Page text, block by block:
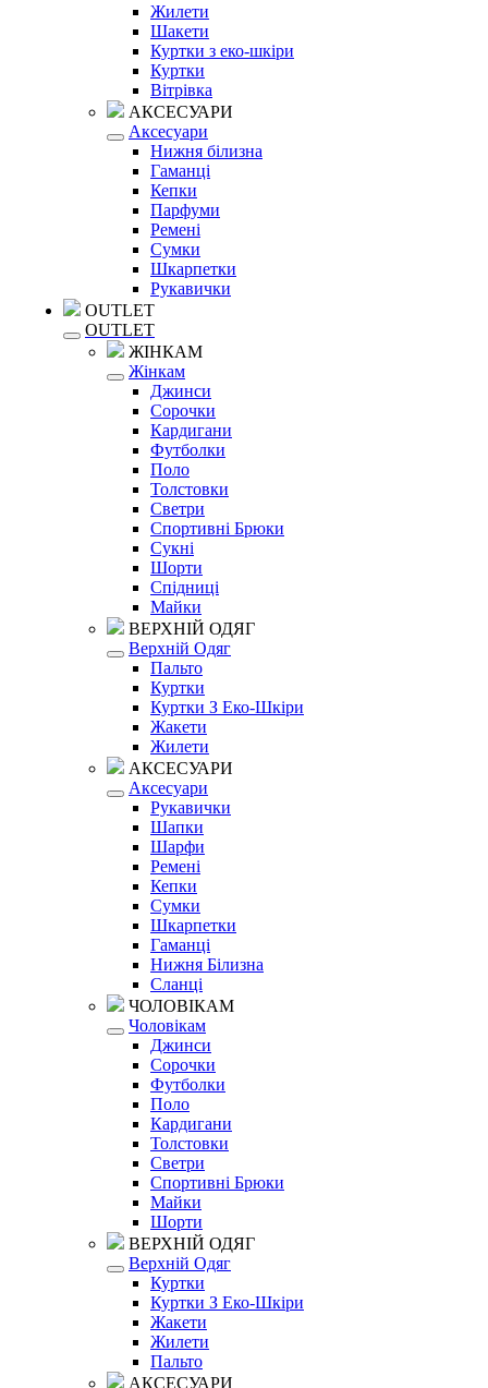
Жилети
Шакети
Куртки з еко-шкіри
Куртки
Вітрівка
АКСЕСУАРИ
Аксесуари
Нижня білизна
Гаманці
Кепки
Парфуми
Ремені
Сумки
Шкарпетки
Рукавички
OUTLET
OUTLET
ЖІНКАМ
Жінкам
Джинси
Сорочки
Кардигани
Футболки
Поло
Толстовки
Светри
Спортивні Брюки
Сукні
Шорти
Спідниці
Майки
ВЕРХНІЙ ОДЯГ
Верхній Одяг
Пальто
Куртки
Куртки З Еко-Шкіри
Жакети
Жилети
АКСЕСУАРИ
Аксесуари
Рукавички
Шапки
Шарфи
Ремені
Кепки
Сумки
Шкарпетки
Гаманці
Нижня Білизна
Сланці
ЧОЛОВІКАМ
Чоловікам
Джинси
Сорочки
Футболки
Поло
Кардигани
Толстовки
Светри
Спортивні Брюки
Майки
Шорти
ВЕРХНІЙ ОДЯГ
Верхній Одяг
Куртки
Куртки З Еко-Шкіри
Жакети
Жилети
Пальто
АКСЕСУАРИ